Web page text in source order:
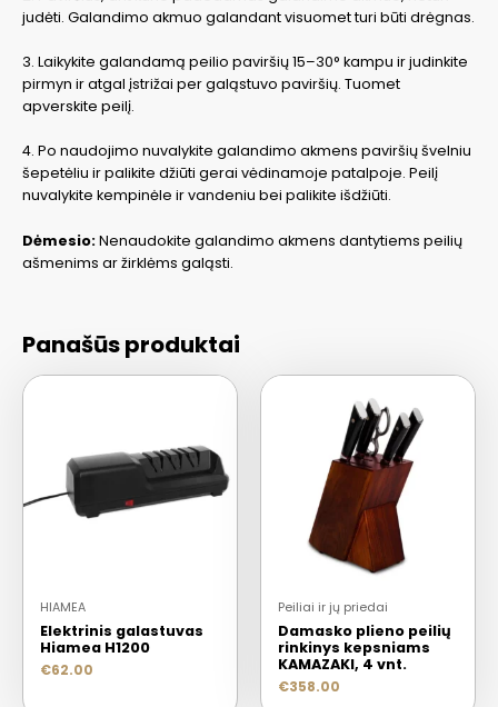
judėti. Galandimo akmuo galandant visuomet turi būti drėgnas.
3. Laikykite galandamą peilio paviršių 15–30° kampu ir judinkite
pirmyn ir atgal įstrižai per galąstuvo paviršių. Tuomet
apverskite peilį.
4. Po naudojimo nuvalykite galandimo akmens paviršių švelniu
šepetėliu ir palikite džiūti gerai vėdinamoje patalpoje. Peilį
nuvalykite kempinėle ir vandeniu bei palikite išdžiūti.
Dėmesio:Nenaudokite galandimo akmens dantytiems peilių
ašmenims ar žirklėms galąsti.
Panašūs produktai
HIAMEA
Elektrinis galastuvas
Hiamea H1200
€62.00
Peiliai ir jų priedai
Damasko plieno peilių
rinkinys kepsniams
KAMAZAKI, 4 vnt.
€358.00